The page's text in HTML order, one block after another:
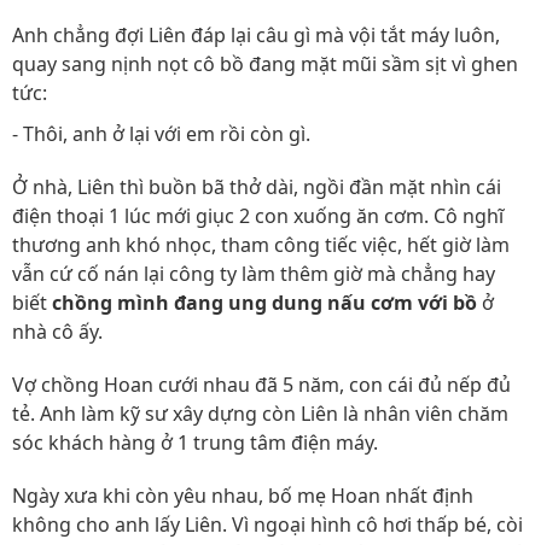
Anh chẳng đợi Liên đáp lại câu gì mà vội tắt máy luôn,
quay sang nịnh nọt cô bồ đang mặt mũi sầm sịt vì ghen
tức:
- Thôi, anh ở lại với em rồi còn gì.
Ở nhà, Liên thì buồn bã thở dài, ngồi đần mặt nhìn cái
điện thoại 1 lúc mới giục 2 con xuống ăn cơm. Cô nghĩ
thương anh khó nhọc, tham công tiếc việc, hết giờ làm
vẫn cứ cố nán lại công ty làm thêm giờ mà chẳng hay
biếtchồng mình đang ung dung nấu cơm với bồ ở
nhà cô ấy.
Vợ chồng Hoan cưới nhau đã 5 năm, con cái đủ nếp đủ
tẻ. Anh làm kỹ sư xây dựng còn Liên là nhân viên chăm
sóc khách hàng ở 1 trung tâm điện máy.
Ngày xưa khi còn yêu nhau, bố mẹ Hoan nhất định
không cho anh lấy Liên. Vì ngoại hình cô hơi thấp bé, còi